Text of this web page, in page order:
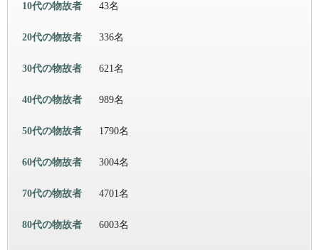
10代の物故者 43名
20代の物故者 336名
30代の物故者 621名
40代の物故者 989名
50代の物故者 1790名
60代の物故者 3004名
70代の物故者 4701名
80代の物故者 6003名